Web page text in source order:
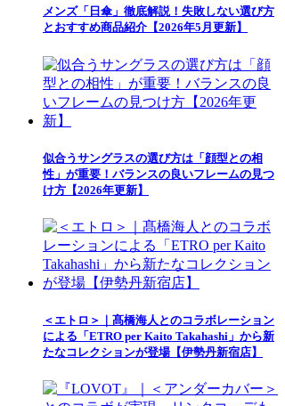
メンズ「日傘」徹底解説！失敗しない選び方
とおすすめ商品紹介【2026年5月更新】
似合うサングラスの選び方は「顔型との相
性」が重要！バランスの良いフレームの見つ
け方【2026年更新】
＜エトロ＞｜髙橋海人とのコラボレーション
による「ETRO per Kaito Takahashi」から新
たなコレクションが登場【伊勢丹新宿店】